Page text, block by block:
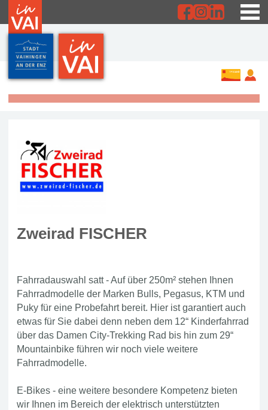
Zweirad FISCHER
Fahrradauswahl satt - Auf über 250m² stehen Ihnen
Fahrradmodelle der Marken Bulls, Pegasus, KTM und
Puky für eine Probefahrt bereit. Hier ist garantiert auch
etwas für Sie dabei denn neben dem 12“ Kinderfahrrad
über das Damen City-Trekking Rad bis hin zum 29“
Mountainbike führen wir noch viele weitere
Fahrradmodelle.
E-Bikes - eine weitere besondere Kompetenz bieten
wir Ihnen im Bereich der elektrisch unterstützten